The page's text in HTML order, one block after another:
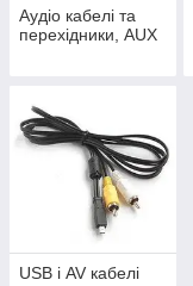
Аудіо кабелі та
перехідники, AUX
USB і AV кабелі